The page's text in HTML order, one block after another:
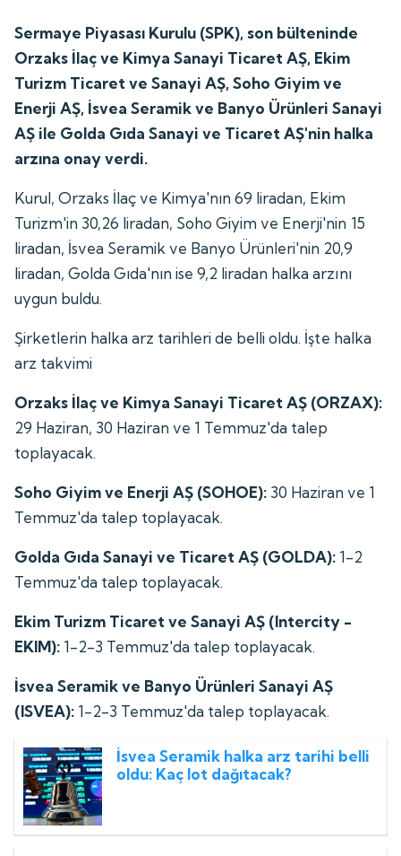
Sermaye Piyasası Kurulu (SPK), son bülteninde
Orzaks İlaç ve Kimya Sanayi Ticaret AŞ, Ekim
Turizm Ticaret ve Sanayi AŞ, Soho Giyim ve
Enerji AŞ, İsvea Seramik ve Banyo Ürünleri Sanayi
AŞ ile Golda Gıda Sanayi ve Ticaret AŞ'nin halka
arzına onay verdi.
Kurul, Orzaks İlaç ve Kimya'nın 69 liradan, Ekim
Turizm'in 30,26 liradan, Soho Giyim ve Enerji'nin 15
liradan, İsvea Seramik ve Banyo Ürünleri'nin 20,9
liradan, Golda Gıda'nın ise 9,2 liradan halka arzını
uygun buldu.
Şirketlerin halka arz tarihleri de belli oldu. İşte halka
arz takvimi
Orzaks İlaç ve Kimya Sanayi Ticaret AŞ (ORZAX):
29 Haziran, 30 Haziran ve 1 Temmuz'da talep
toplayacak.
Soho Giyim ve Enerji AŞ (SOHOE): 30 Haziran ve 1
Temmuz'da talep toplayacak.
Golda Gıda Sanayi ve Ticaret AŞ (GOLDA): 1-2
Temmuz'da talep toplayacak.
Ekim Turizm Ticaret ve Sanayi AŞ (Intercity -
EKIM): 1-2-3 Temmuz'da talep toplayacak.
İsvea Seramik ve Banyo Ürünleri Sanayi AŞ
(ISVEA): 1-2-3 Temmuz'da talep toplayacak.
İsvea Seramik halka arz tarihi belli
oldu: Kaç lot dağıtacak?